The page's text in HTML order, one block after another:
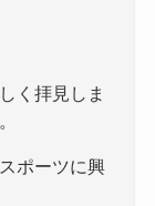
く拝見しま
ポーツに興